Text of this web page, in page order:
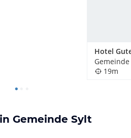
Hotel
19m
Gemeinde Sylt